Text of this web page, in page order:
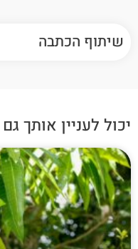
שיתוף הכתבה
יכול לעניין אותך גם